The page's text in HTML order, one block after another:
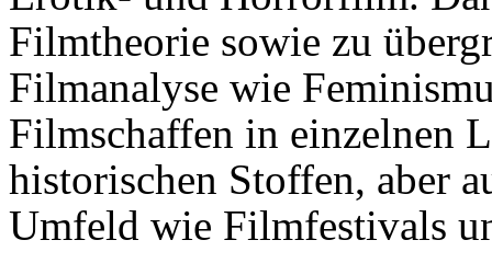
Filmtheorie sowie zu
Filmanalyse wie
Filmschaffen in einzelnen
historischen Stoffen, aber
Umfeld wie Filmfestivals